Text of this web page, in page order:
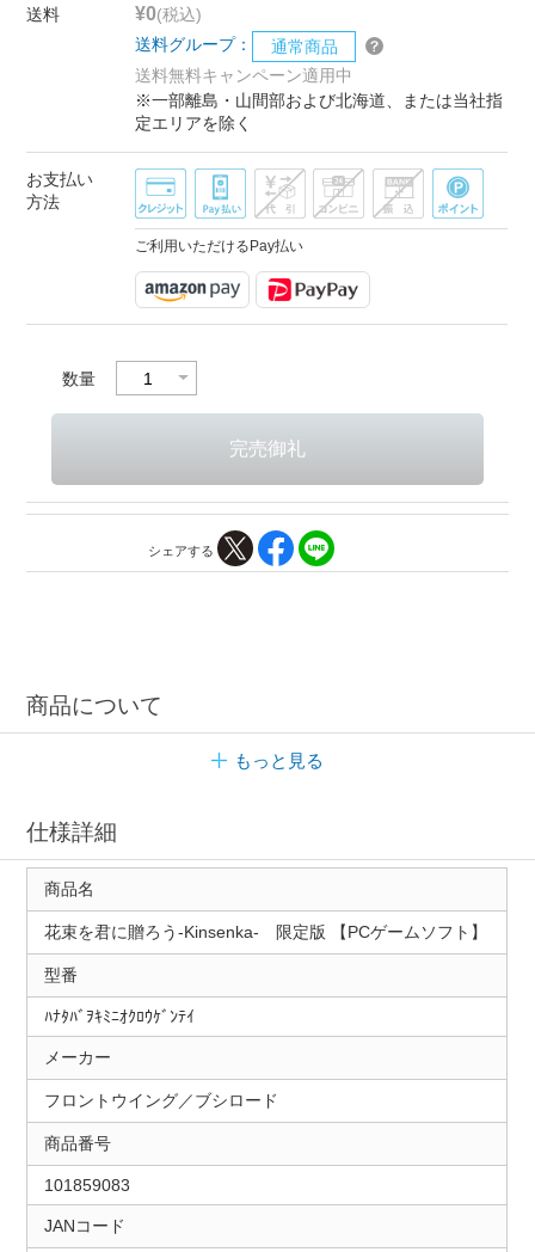
送料 ¥0(税込)
送料グループ：
通常商品
送料無料キャンペーン適用中
※一部離島・山間部および北海道、または当社指
定エリアを除く
お支払い
方法
ご利用いただけるPay払い
数量
シェアする
商品について
もっと見る
仕様詳細
商品名
花束を君に贈ろう-Kinsenka- 限定版 【PCゲームソフト】
型番
ﾊﾅﾀﾊﾞｦｷﾐﾆｵｸﾛｳｹﾞﾝﾃｲ
メーカー
フロントウイング／ブシロード
商品番号
101859083
JANコード